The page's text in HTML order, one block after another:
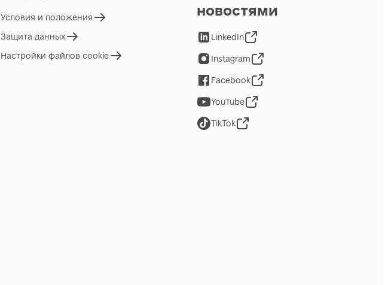
Условия и положения
Защита данных
Настройки файлов cookie
новостями
LinkedIn
Instagram
Facebook
YouTube
TikTok